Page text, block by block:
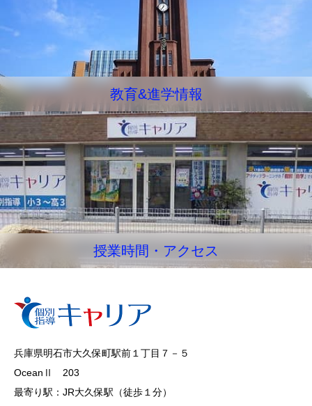
教育&進学情報
授業時間・アクセス
兵庫県明石市大久保町駅前１丁目７－５
OceanⅡ 203
最寄り駅：JR大久保駅（徒歩１分）